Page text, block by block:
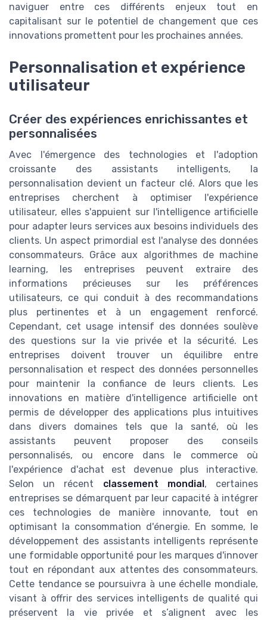
naviguer entre ces différents enjeux tout en
capitalisant sur le potentiel de changement que ces
innovations promettent pour les prochaines années.
Personnalisation et expérience
utilisateur
Créer des expériences enrichissantes et
personnalisées
Avec l'émergence des technologies et l'adoption
croissante des assistants intelligents, la
personnalisation devient un facteur clé. Alors que les
entreprises cherchent à optimiser l'expérience
utilisateur, elles s'appuient sur l'intelligence artificielle
pour adapter leurs services aux besoins individuels des
clients. Un aspect primordial est l'analyse des données
consommateurs. Grâce aux algorithmes de machine
learning, les entreprises peuvent extraire des
informations précieuses sur les préférences
utilisateurs, ce qui conduit à des recommandations
plus pertinentes et à un engagement renforcé.
Cependant, cet usage intensif des données soulève
des questions sur la vie privée et la sécurité. Les
entreprises doivent trouver un équilibre entre
personnalisation et respect des données personnelles
pour maintenir la confiance de leurs clients. Les
innovations en matière d'intelligence artificielle ont
permis de développer des applications plus intuitives
dans divers domaines tels que la santé, où les
assistants peuvent proposer des conseils
personnalisés, ou encore dans le commerce où
l'expérience d'achat est devenue plus interactive.
Selon un récent classement mondial, certaines
entreprises se démarquent par leur capacité à intégrer
ces technologies de manière innovante, tout en
optimisant la consommation d'énergie. En somme, le
développement des assistants intelligents représente
une formidable opportunité pour les marques d'innover
tout en répondant aux attentes des consommateurs.
Cette tendance se poursuivra à une échelle mondiale,
visant à offrir des services intelligents de qualité qui
préservent la vie privée et s’alignent avec les